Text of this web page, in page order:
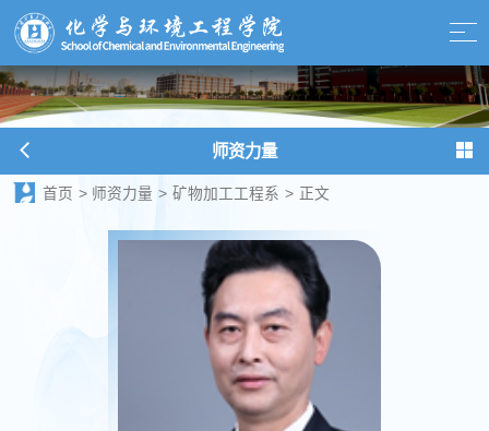
师资力量
首页 > 师资力量 > 矿物加工工程系 > 正文